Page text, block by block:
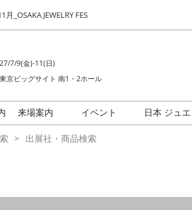
月_OSAKA JEWELRY FES
27/7/9(金)-11(日)
東京ビッグサイト 南1・2ホール
来場案内
会場の様子
イベント
日本 ジュ
出展社・商品検索